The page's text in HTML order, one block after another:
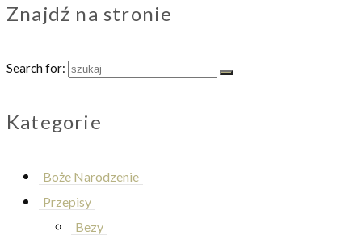
Znajdź na stronie
Search for:
Kategorie
Boże Narodzenie
Przepisy
Bezy